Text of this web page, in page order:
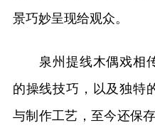
景巧妙呈现给观众。
泉州提线木偶戏相传
的操线技巧，以及独特
与制作工艺，至今还保